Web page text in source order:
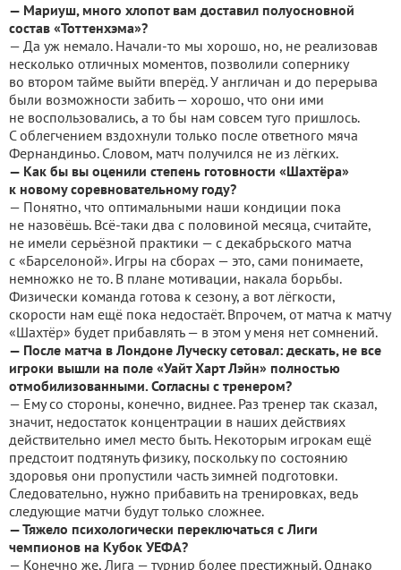
— Мариуш, много хлопот вам доставил полуосновной
состав «Тоттенхэма»?
— Да уж немало. Начали-то мы хорошо, но, не реализовав
несколько отличных моментов, позволили сопернику
во втором тайме выйти вперёд. У англичан и до перерыва
были возможности забить — хорошо, что они ими
не воспользовались, а то бы нам совсем туго пришлось.
С облегчением вздохнули только после ответного мяча
Фернандиньо. Словом, матч получился не из лёгких.
— Как бы вы оценили степень готовности «Шахтёра»
к новому соревновательному году?
— Понятно, что оптимальными наши кондиции пока
не назовёшь. Всё-таки два с половиной месяца, считайте,
не имели серьёзной практики — с декабрьского матча
с «Барселоной». Игры на сборах — это, сами понимаете,
немножко не то. В плане мотивации, накала борьбы.
Физически команда готова к сезону, а вот лёгкости,
скорости нам ещё пока недостаёт. Впрочем, от матча к матчу
«Шахтёр» будет прибавлять — в этом у меня нет сомнений.
— После матча в Лондоне Луческу сетовал: дескать, не все
игроки вышли на поле «Уайт Харт Лэйн» полностью
отмобилизованными. Согласны с тренером?
— Ему со стороны, конечно, виднее. Раз тренер так сказал,
значит, недостаток концентрации в наших действиях
действительно имел место быть. Некоторым игрокам ещё
предстоит подтянуть физику, поскольку по состоянию
здоровья они пропустили часть зимней подготовки.
Следовательно, нужно прибавить на тренировках, ведь
следующие матчи будут только сложнее.
— Тяжело психологически переключаться с Лиги
чемпионов на Кубок УЕФА?
— Конечно же, Лига — турнир более престижный. Однако